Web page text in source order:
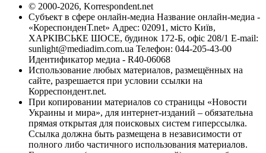
© 2000-2026, Korrespondent.net
Субъект в сфере онлайн-медиа Название онлайн-медиа -
«КореспонденТ.net» Адрес: 02091, місто Київ,
ХАРКІВСЬКЕ ШОСЕ, будинок 172-Б, офіс 208/1 E-mail:
sunlight@mediadim.com.ua Телефон: 044-205-43-00
Идентификатор медиа - R40-06068
Использование любых материалов, размещённых на
сайте, разрешается при условии ссылки на
Корреспондент.net.
При копировании материалов со страницы «Новости
Украины и мира», для интернет-изданий – обязательна
прямая открытая для поисковых систем гиперссылка.
Ссылка должна быть размещена в независимости от
полного либо частичного использования материалов.